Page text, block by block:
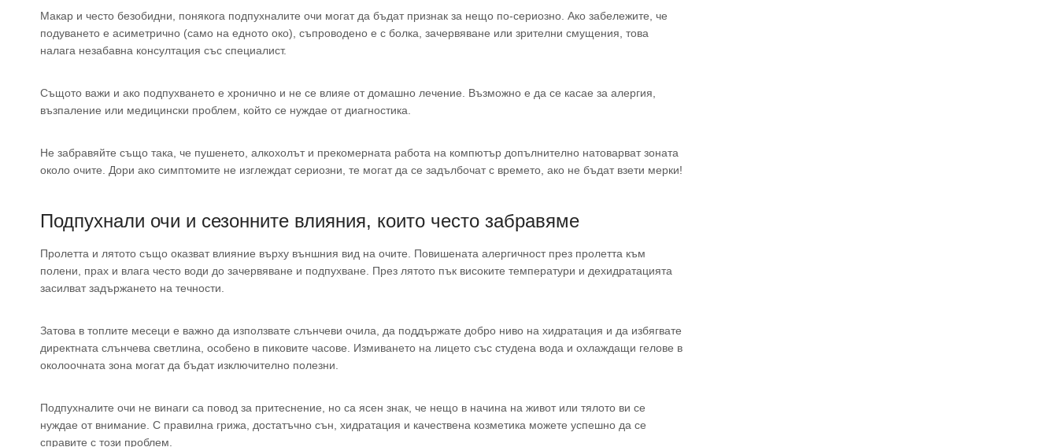
Макар и често безобидни, понякога подпухналите очи могат да бъдат признак за нещо по-сериозно. Ако забележите, че
подуването е асиметрично (само на едното око), съпроводено е с болка, зачервяване или зрителни смущения, това
налага незабавна консултация със специалист.
Същото важи и ако подпухването е хронично и не се влияе от домашно лечение. Възможно е да се касае за алергия,
възпаление или медицински проблем, който се нуждае от диагностика.
Не забравяйте също така, че пушенето, алкохолът и прекомерната работа на компютър допълнително натоварват зоната
около очите. Дори ако симптомите не изглеждат сериозни, те могат да се задълбочат с времето, ако не бъдат взети мерки!
Подпухнали очи и сезонните влияния, които често забравяме
Пролетта и лятото също оказват влияние върху външния вид на очите. Повишената алергичност през пролетта към
полени, прах и влага често води до зачервяване и подпухване. През лятото пък високите температури и дехидратацията
засилват задържането на течности.
Затова в топлите месеци е важно да използвате слънчеви очила, да поддържате добро ниво на хидратация и да избягвате
директната слънчева светлина, особено в пиковите часове. Измиването на лицето със студена вода и охлаждащи гелове в
околоочната зона могат да бъдат изключително полезни.
Подпухналите очи не винаги са повод за притеснение, но са ясен знак, че нещо в начина на живот или тялото ви се
нуждае от внимание. С правилна грижа, достатъчно сън, хидратация и качествена козметика можете успешно да се
справите с този проблем.